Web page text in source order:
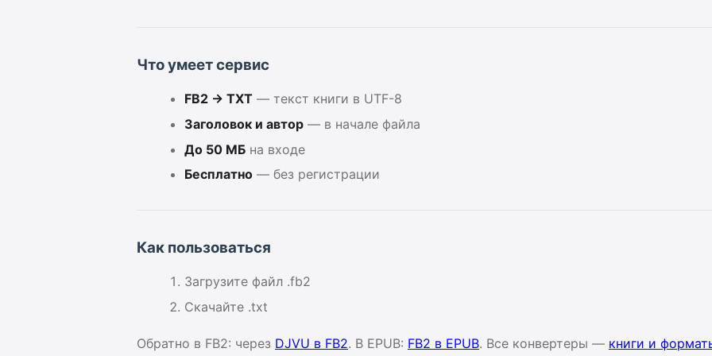
Что умеет сервис
FB2 → TXT — текст книги в UTF-8
Заголовок и автор — в начале файла
До 50 МБ на входе
Бесплатно — без регистрации
Как пользоваться
Загрузите файл .fb2
Скачайте .txt
Обратно в FB2: через DJVU в FB2. В EPUB: FB2 в EPUB. Все конвертеры — книги и